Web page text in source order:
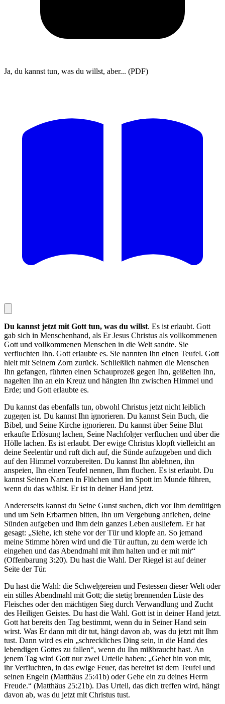
Ja, du kannst tun, was du willst, aber... (PDF)
Du kannst jetzt mit Gott tun, was du willst. Es ist erlaubt. Gott
gab sich in Menschenhand, als Er Jesus Christus als vollkommenen
Gott und vollkommenen Menschen in die Welt sandte. Sie
verfluchten Ihn. Gott erlaubte es. Sie nannten Ihn einen Teufel. Gott
hielt mit Seinem Zorn zurück. Schließlich nahmen die Menschen
Ihn gefangen, führten einen Schauprozeß gegen Ihn, geißelten Ihn,
nagelten Ihn an ein Kreuz und hängten Ihn zwischen Himmel und
Erde; und Gott erlaubte es.
Du kannst das ebenfalls tun, obwohl Christus jetzt nicht leiblich
zugegen ist. Du kannst Ihn ignorieren. Du kannst Sein Buch, die
Bibel, und Seine Kirche ignorieren. Du kannst über Seine Blut
erkaufte Erlösung lachen, Seine Nachfolger verfluchen und über die
Hölle lachen. Es ist erlaubt. Der ewige Christus klopft vielleicht an
deine Seelentür und ruft dich auf, die Sünde aufzugeben und dich
auf den Himmel vorzubereiten. Du kannst Ihn ablehnen, ihn
anspeien, Ihn einen Teufel nennen, Ihm fluchen. Es ist erlaubt. Du
kannst Seinen Namen in Flüchen und im Spott im Munde führen,
wenn du das wählst. Er ist in deiner Hand jetzt.
Andererseits kannst du Seine Gunst suchen, dich vor Ihm demütigen
und um Sein Erbarmen bitten, Ihn um Vergebung anflehen, deine
Sünden aufgeben und Ihm dein ganzes Leben ausliefern. Er hat
gesagt: „Siehe, ich stehe vor der Tür und klopfe an. So jemand
meine Stimme hören wird und die Tür auftun, zu dem werde ich
eingehen und das Abendmahl mit ihm halten und er mit mir“
(Offenbarung 3:20). Du hast die Wahl. Der Riegel ist auf deiner
Seite der Tür.
Du hast die Wahl: die Schwelgereien und Festessen dieser Welt oder
ein stilles Abendmahl mit Gott; die stetig brennenden Lüste des
Fleisches oder den mächtigen Sieg durch Verwandlung und Zucht
des Heiligen Geistes. Du hast die Wahl. Gott ist in deiner Hand jetzt.
Gott hat bereits den Tag bestimmt, wenn du in Seiner Hand sein
wirst. Was Er dann mit dir tut, hängt davon ab, was du jetzt mit Ihm
tust. Dann wird es ein „schreckliches Ding sein, in die Hand des
lebendigen Gottes zu fallen“, wenn du Ihn mißbraucht hast. An
jenem Tag wird Gott nur zwei Urteile haben: „Gehet hin von mir,
ihr Verfluchten, in das ewige Feuer, das bereitet ist dem Teufel und
seinen Engeln (Matthäus 25:41b) oder Gehe ein zu deines Herrn
Freude.“ (Matthäus 25:21b). Das Urteil, das dich treffen wird, hängt
davon ab, was du jetzt mit Christus tust.